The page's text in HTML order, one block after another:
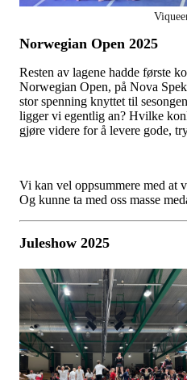
Norwegian Open 2025
Resten av lagene hadde første
Norwegian Open, på Nova
stor spenning knyttet til
ligger vi egentlig an? Hvilke
gjøre videre for å levere gode,
Vi kan vel oppsummere med at
Og kunne ta med oss masse
Juleshow 2025